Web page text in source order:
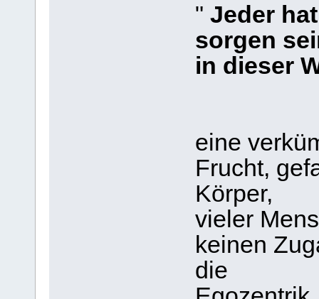
" Jeder
sorgen
in dieser
eine
Frucht,
Körper,
vieler
keinen
die